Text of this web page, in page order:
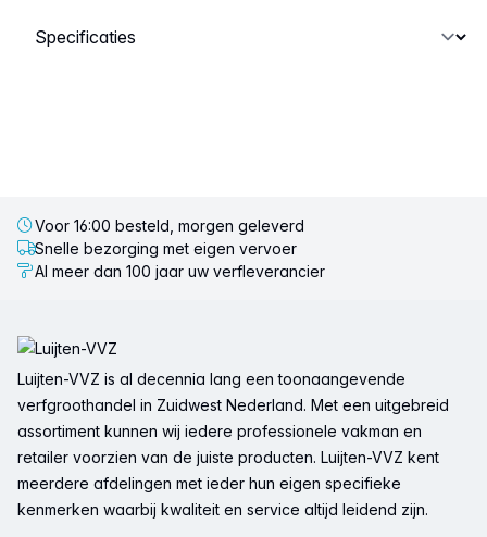
Selecteer een tabblad
Voor 16:00 besteld, morgen geleverd
Snelle bezorging met eigen vervoer
Al meer dan 100 jaar uw verfleverancier
Luijten-VVZ is al decennia lang een toonaangevende
verfgroothandel in Zuidwest Nederland. Met een uitgebreid
assortiment kunnen wij iedere professionele vakman en
retailer voorzien van de juiste producten. Luijten-VVZ kent
meerdere afdelingen met ieder hun eigen specifieke
kenmerken waarbij kwaliteit en service altijd leidend zijn.